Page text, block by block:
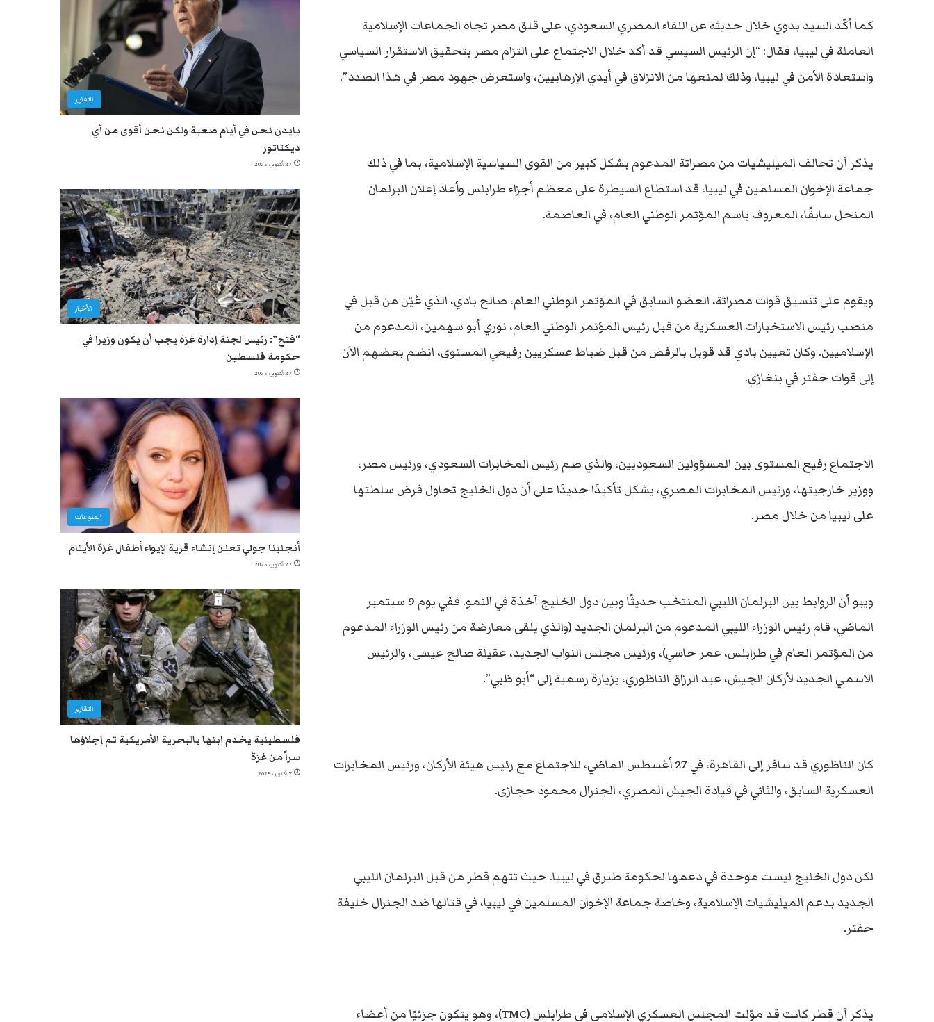
كما أكّد السيد بدوي خلال حديثه عن اللقاء المصري السعودي، على قلق مصر تجاه الجماعات الإسلامية
العاملة في ليبيا، فقال: “إن الرئيس السيسي قد أكد خلال الاجتماع على التزام مصر بتحقيق الاستقرار السياسي
واستعادة الأمن في ليبيا، وذلك لمنعها من الانزلاق في أيدي الإرهابيين، واستعرض جهود مصر في هذا الصدد”.
يذكر أن تحالف الميليشيات من مصراتة المدعوم بشكل كبير من القوى السياسية الإسلامية، بما في ذلك
جماعة الإخوان المسلمين في ليبيا، قد استطاع السيطرة على معظم أجزاء طرابلس وأعاد إعلان البرلمان
المنحل سابقًا، المعروف باسم المؤتمر الوطني العام، في العاصمة.
ويقوم على تنسيق قوات مصراتة، العضو السابق في المؤتمر الوطني العام، صالح بادي، الذي عُيّن من قبل في
منصب رئيس الاستخبارات العسكرية من قبل رئيس المؤتمر الوطني العام، نوري أبو سهمين، المدعوم من
الإسلاميين. وكان تعيين بادي قد قوبل بالرفض من قبل ضباط عسكريين رفيعي المستوى، انضم بعضهم الآن
إلى قوات حفتر في بنغازي.
الاجتماع رفيع المستوى بين المسؤولين السعوديين، والذي ضم رئيس المخابرات السعودي، ورئيس مصر،
ووزير خارجيتها، ورئيس المخابرات المصري، يشكل تأكيدًا جديدًا على أن دول الخليج تحاول فرض سلطتها
على ليبيا من خلال مصر.
ويبو أن الروابط بين البرلمان الليبي المنتخب حديثًا وبين دول الخليج آخذة في النمو. ففي يوم 9 سبتمبر
الماضي، قام رئيس الوزراء الليبي المدعوم من البرلمان الجديد (والذي يلقى معارضة من رئيس الوزراء المدعوم
من المؤتمر العام في طرابلس، عمر حاسي)، ورئيس مجلس النواب الجديد، عقيلة صالح عيسى، والرئيس
الاسمي الجديد لأركان الجيش، عبد الرزاق الناظوري، بزيارة رسمية إلى “أبو ظبي”.
كان الناظوري قد سافر إلى القاهرة، في 27 أغسطس الماضي، للاجتماع مع رئيس هيئة الأركان، ورئيس المخابرات
العسكرية السابق، والثاني في قيادة الجيش المصري، الجنرال محمود حجازى.
لكن دول الخليج ليست موحدة في دعمها لحكومة طبرق في ليبيا. حيث تتهم قطر من قبل البرلمان الليبي
الجديد بدعم الميليشيات الإسلامية، وخاصة جماعة الإخوان المسلمين في ليبيا، في قتالها ضد الجنرال خليفة
حفتر.
يذكر أن قطر كانت قد موّلت المجلس العسكري الإسلامي في طرابلس (TMC)، وهو يتكون جزئيًا من أعضاء
التقارير
بايدن نحن في أيام صعبة ولكن نحن أقوى من أي
ديكتاتور
27 أكتوبر، 2025
الأخبار
“فتح”: رئيس لجنة إدارة غزة يجب أن يكون وزيرا في
حكومة فلسطين
27 أكتوبر، 2025
المنوعات
أنجلينا جولي تعلن إنشاء قرية لإيواء أطفال غزة الأيتام
27 أكتوبر، 2025
التقارير
فلسطينية يخدم ابنها بالبحرية الأمريكية تم إجلاؤها
سراً من غزة
7 أكتوبر، 2025